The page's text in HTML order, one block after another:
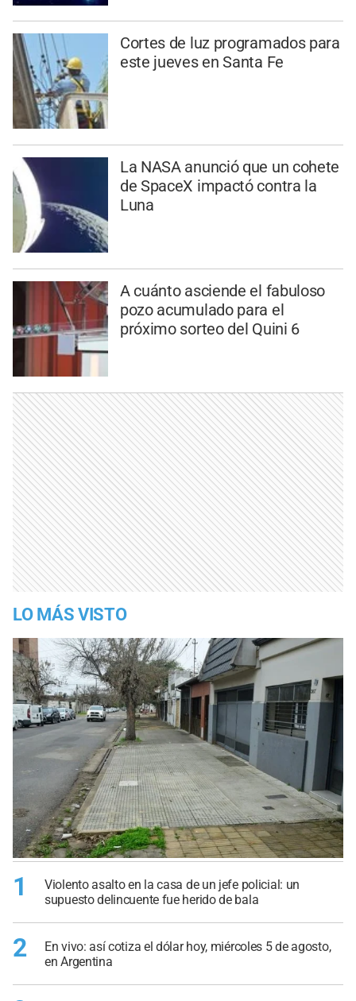
Cortes de luz programados para
este jueves en Santa Fe
La NASA anunció que un cohete
de SpaceX impactó contra la
Luna
A cuánto asciende el fabuloso
pozo acumulado para el
próximo sorteo del Quini 6
LO MÁS VISTO
1
Violento asalto en la casa de un jefe policial: un
supuesto delincuente fue herido de bala
2
En vivo: así cotiza el dólar hoy, miércoles 5 de agosto,
en Argentina